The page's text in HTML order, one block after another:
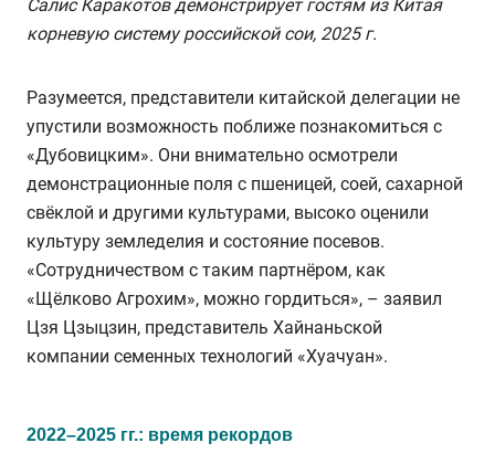
Салис Каракотов демонстрирует гостям из Китая
корневую систему российской сои, 2025 г.
Разумеется, представители китайской делегации не
упустили возможность поближе познакомиться с
«Дубовицким». Они внимательно осмотрели
демонстрационные поля с пшеницей, соей, сахарной
свёклой и другими культурами, высоко оценили
культуру земледелия и состояние посевов.
«Сотрудничеством с таким партнёром, как
«Щёлково Агрохим», можно гордиться», – заявил
Цзя Цзыцзин, представитель Хайнаньской
компании семенных технологий «Хуачуан».
2022–2025 гг.: время рекордов